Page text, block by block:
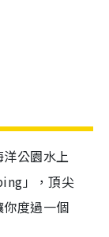
公園水上
」，頂尖
度過一個